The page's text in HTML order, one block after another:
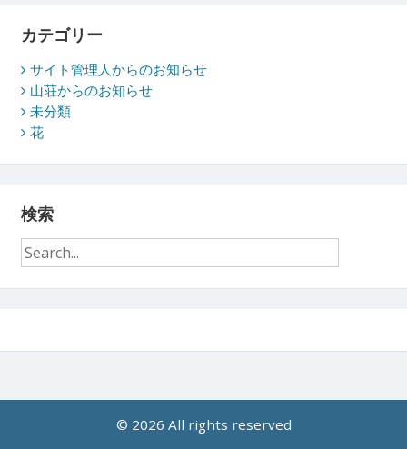
ブ
カテゴリー
サイト管理人からのお知らせ
山荘からのお知らせ
未分類
花
検索
© 2026 All rights reserved